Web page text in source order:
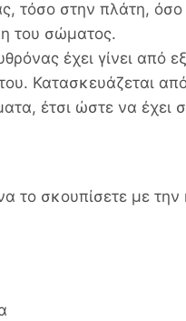
τόσο στην πλάτη,
του σώματος.
έχει γίνει από
Κατασκευάζεται από
έτσι ώστε να
το σκουπίσετε με